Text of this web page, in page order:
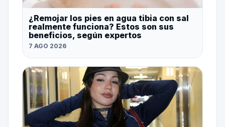
¿Remojar los pies en agua tibia con sal
realmente funciona? Estos son sus
beneficios, según expertos
7 AGO 2026